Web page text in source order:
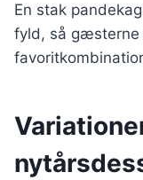
En stak
fyld, så